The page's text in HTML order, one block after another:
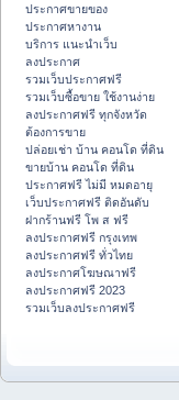
ประกาศขายของ
ประกาศหางาน
บริการ แนะนำเว็บ
ลงประกาศ
รวมเว็บประกาศฟรี
รวมเว็บซื้อขาย ใช้งานง่าย
ลงประกาศฟรี ทุกจังหวัด
ต้องการขาย
ปล่อยเช่า บ้าน คอนโด ที่ดิน
ขายบ้าน คอนโด ที่ดิน
ประกาศฟรี ไม่มี หมดอายุ
เว็บประกาศฟรี ติดอันดับ
ฝากร้านฟรี โพ ส ฟรี
ลงประกาศฟรี กรุงเทพ
ลงประกาศฟรี ทั่วไทย
ลงประกาศโฆษณาฟรี
ลงประกาศฟรี 2023
รวมเว็บลงประกาศฟรี